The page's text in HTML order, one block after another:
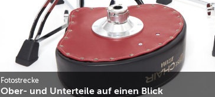
Fotostrecke
Ober- und Unterteile auf einen Blick